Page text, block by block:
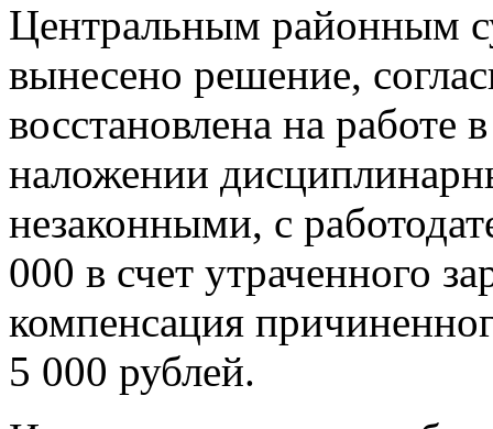
Центральным районным
вынесено решение,
восстановлена на
наложении
незаконными, с
000 в счет утраченного
компенсация
5 000 рублей.